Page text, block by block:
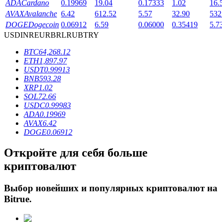
Блокировки BTR
Эксклюзивные инвестиции для владельцев BTR
Кредиты
Сервис заимствований, обеспеченных криптовалютой
ADACardano 0.19969 19.04 0.17333 1.02
AVAXAvalanche 6.42 612.52 5.57 32.90
DOGEDogecoin 0.06912 6.59 0.06000 0.35419
USDINREURBRLRUBTRY
BTC64,268.12
ETH1,897.97
USDT0.99913
BNB593.28
XRP1.02
SOL72.66
USDC0.99983
ADA0.19969
AVAX6.42
DOGE0.06912
Откройте для себя больше
криптовалют
Выбор новейших и популярных криптовалют на
Bitrue.